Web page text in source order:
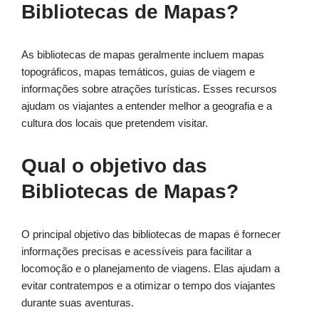
Bibliotecas de Mapas?
As bibliotecas de mapas geralmente incluem mapas
topográficos, mapas temáticos, guias de viagem e
informações sobre atrações turísticas. Esses recursos
ajudam os viajantes a entender melhor a geografia e a
cultura dos locais que pretendem visitar.
Qual o objetivo das
Bibliotecas de Mapas?
O principal objetivo das bibliotecas de mapas é fornecer
informações precisas e acessíveis para facilitar a
locomoção e o planejamento de viagens. Elas ajudam a
evitar contratempos e a otimizar o tempo dos viajantes
durante suas aventuras.